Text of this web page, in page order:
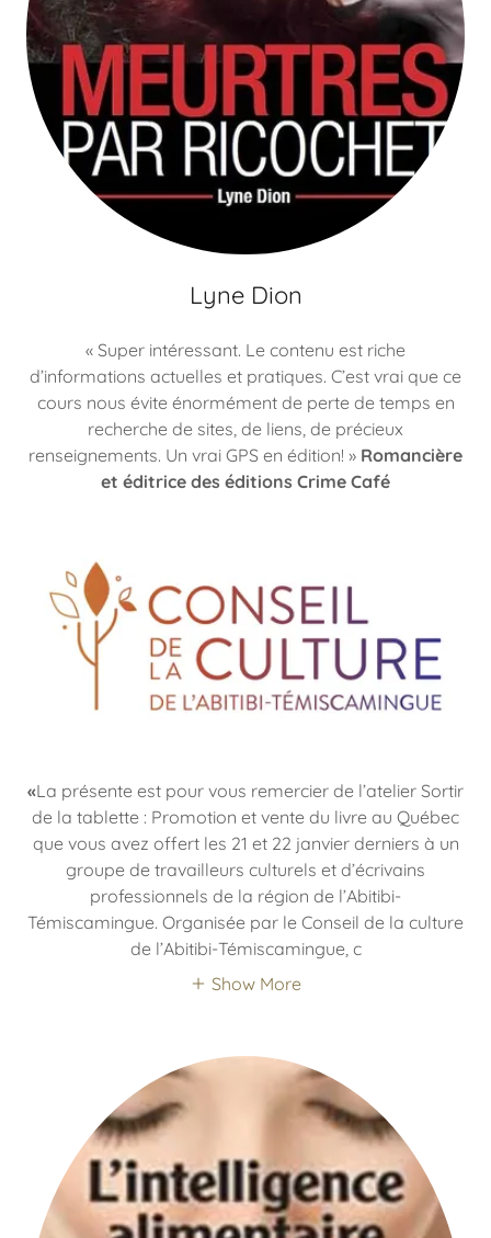
Lyne Dion
« Super intéressant. Le contenu est riche
d’informations actuelles et pratiques. C’est vrai que ce
cours nous évite énormément de perte de temps en
recherche de sites, de liens, de précieux
renseignements. Un vrai GPS en édition! » Romancière
et éditrice des éditions Crime Café
«La présente est pour vous remercier de l’atelier Sortir
de la tablette : Promotion et vente du livre au Québec
que vous avez offert les 21 et 22 janvier derniers à un
groupe de travailleurs culturels et d’écrivains
professionnels de la région de l’Abitibi-
Témiscamingue. Organisée par le Conseil de la culture
de l’Abitibi-Témiscamingue, c
Show More